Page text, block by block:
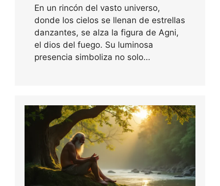
En un rincón del vasto universo,
donde los cielos se llenan de estrellas
danzantes, se alza la figura de Agni,
el dios del fuego. Su luminosa
presencia simboliza no solo…